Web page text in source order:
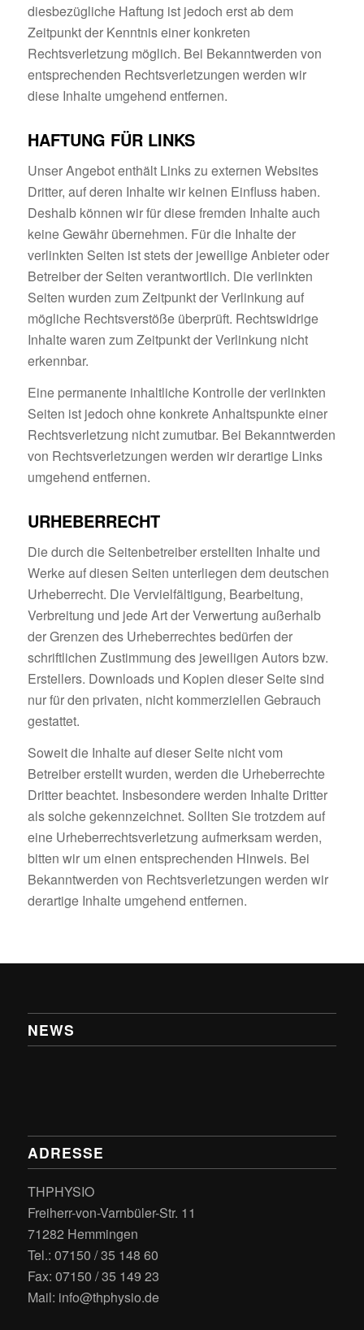
diesbezügliche Haftung ist jedoch erst ab dem
Zeitpunkt der Kenntnis einer konkreten
Rechtsverletzung möglich. Bei Bekanntwerden von
entsprechenden Rechtsverletzungen werden wir
diese Inhalte umgehend entfernen.
HAFTUNG FÜR LINKS
Unser Angebot enthält Links zu externen Websites
Dritter, auf deren Inhalte wir keinen Einfluss haben.
Deshalb können wir für diese fremden Inhalte auch
keine Gewähr übernehmen. Für die Inhalte der
verlinkten Seiten ist stets der jeweilige Anbieter oder
Betreiber der Seiten verantwortlich. Die verlinkten
Seiten wurden zum Zeitpunkt der Verlinkung auf
mögliche Rechtsverstöße überprüft. Rechtswidrige
Inhalte waren zum Zeitpunkt der Verlinkung nicht
erkennbar.
Eine permanente inhaltliche Kontrolle der verlinkten
Seiten ist jedoch ohne konkrete Anhaltspunkte einer
Rechtsverletzung nicht zumutbar. Bei Bekanntwerden
von Rechtsverletzungen werden wir derartige Links
umgehend entfernen.
URHEBERRECHT
Die durch die Seitenbetreiber erstellten Inhalte und
Werke auf diesen Seiten unterliegen dem deutschen
Urheberrecht. Die Vervielfältigung, Bearbeitung,
Verbreitung und jede Art der Verwertung außerhalb
der Grenzen des Urheberrechtes bedürfen der
schriftlichen Zustimmung des jeweiligen Autors bzw.
Erstellers. Downloads und Kopien dieser Seite sind
nur für den privaten, nicht kommerziellen Gebrauch
gestattet.
Soweit die Inhalte auf dieser Seite nicht vom
Betreiber erstellt wurden, werden die Urheberrechte
Dritter beachtet. Insbesondere werden Inhalte Dritter
als solche gekennzeichnet. Sollten Sie trotzdem auf
eine Urheberrechtsverletzung aufmerksam werden,
bitten wir um einen entsprechenden Hinweis. Bei
Bekanntwerden von Rechtsverletzungen werden wir
derartige Inhalte umgehend entfernen.
NEWS
ADRESSE
THPHYSIO
Freiherr-von-Varnbüler-Str. 11
71282 Hemmingen
Tel.: 07150 / 35 148 60
Fax: 07150 / 35 149 23
Mail: info@thphysio.de